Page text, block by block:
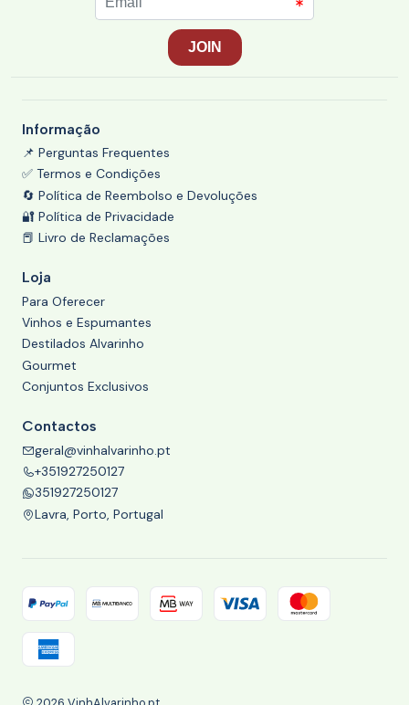
Informação
📌 Perguntas Frequentes
✅ Termos e Condições
🔄 Política de Reembolso e Devoluções
🔐 Política de Privacidade
📕 Livro de Reclamações
Loja
Para Oferecer
Vinhos e Espumantes
Destilados Alvarinho
Gourmet
Conjuntos Exclusivos
Contactos
geral@vinhalvarinho.pt
+351927250127
351927250127
Lavra, Porto, Portugal